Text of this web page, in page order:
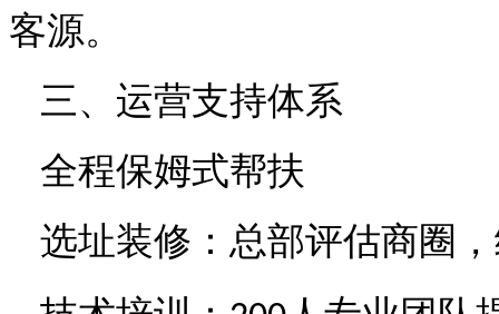
客源。
三、运营支持体系
全程保姆式帮扶
选址装修：总部评估商圈